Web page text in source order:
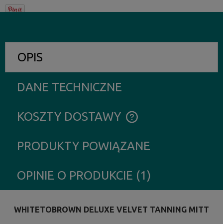
OPIS
DANE TECHNICZNE
KOSZTY DOSTAWY
CENA NIE ZAWIERA EWENTUALNYCH KOSZTÓW PŁATNOŚCI
PRODUKTY POWIĄZANE
OPINIE O PRODUKCIE (1)
WHITETOBROWN DELUXE VELVET TANNING MITT